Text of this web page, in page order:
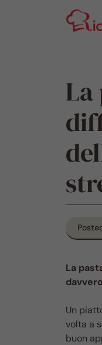
La
La
Un
volta a
buon